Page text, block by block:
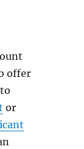
offer
or